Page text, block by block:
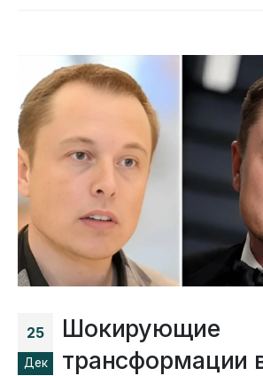
25
Дек
Шокирующие
трансформации